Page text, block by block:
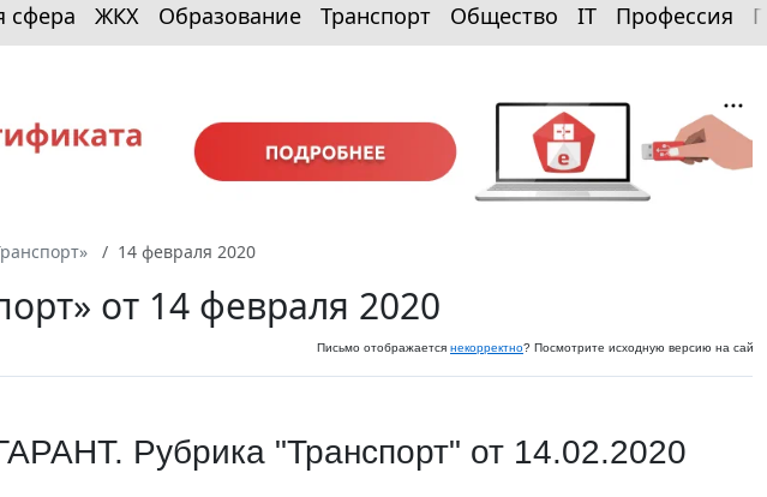
сфера ЖКХ Образование Транспорт Общество IT Профессия
14 февраля 2020
от 14 февраля 2020
Письмо отображается некорректно? Посмотрите исходную версию на
Рубрика "Транспорт" от 14.02.2020